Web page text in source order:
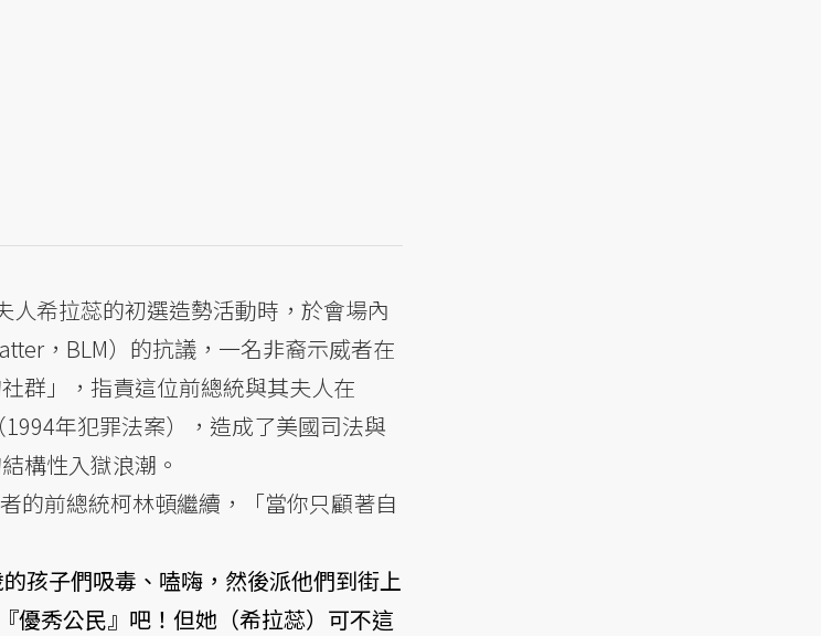
希拉蕊的初選造勢活動時，於會場內
，BLM）的抗議，一名非裔示威者在
群」，指責這位前總統與其夫人在
年犯罪法案），造成了美國司法與
構性入獄浪潮。
的前總統柯林頓繼續，「當你只顧著自
孩子們吸毒、嗑嗨，然後派他們到街上
優秀公民』吧！但她（希拉蕊）可不這